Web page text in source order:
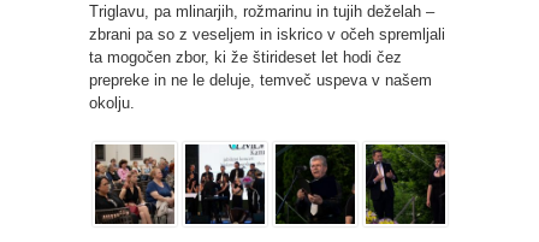
Triglavu, pa mlinarjih, rožmarinu in tujih deželah –
zbrani pa so z veseljem in iskrico v očeh spremljali
ta mogočen zbor, ki že štirideset let hodi čez
prepreke in ne le deluje, temveč uspeva v našem
okolju.